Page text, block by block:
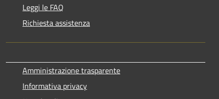
Leggi le FAQ
Richiesta assistenza
Amministrazione trasparente
Informativa privacy